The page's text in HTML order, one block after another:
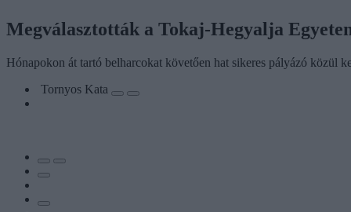
Megválasztották a Tokaj-Hegyalja
Hónapokon át tartó belharcokat követően hat sikeres pályázó közül
Tornyos Kata